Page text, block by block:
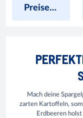
Preise anzeigen
Mach deine
zarten Kartoffeln,
Erdbeeren